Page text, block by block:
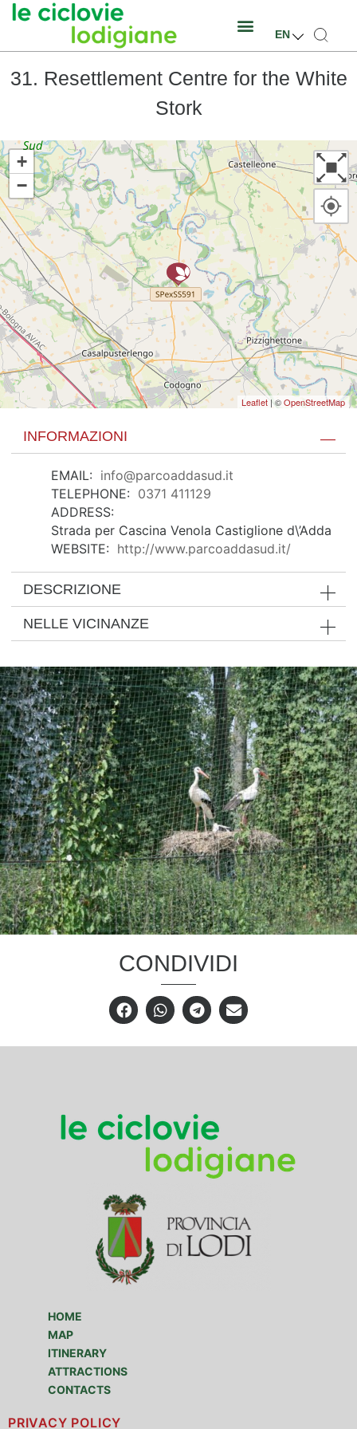
EN
31. Resettlement Centre for the White
Stork
INFORMAZIONI
EMAIL: info@parcoaddasud.it
TELEPHONE: 0371 411129
ADDRESS:
Strada per Cascina Venola Castiglione d\’Adda
WEBSITE: http://www.parcoaddasud.it/
DESCRIZIONE
NELLE VICINANZE
+
−
Leaflet | ©OpenStreetMap
CONDIVIDI
HOME
MAP
ITINERARY
ATTRACTIONS
CONTACTS
PRIVACY POLICY